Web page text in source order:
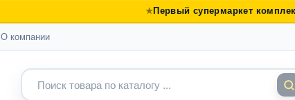
Первый супермаркет
О компании